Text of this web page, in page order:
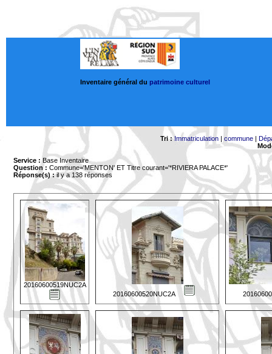
Inventaire général du patrimoine culturel
Tri : Immatriculation |commune |
Service : Base Inventaire
Question : Commune='MENTON' ET Titre courant='*RIVIERA PALACE*'
Réponse(s) :il y a 138 réponses
20160600519NUC2A
20160600520NUC2A